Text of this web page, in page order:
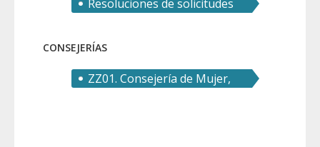
Resoluciones de solicitudes
CONSEJERÍAS
ZZ01. Consejería de Mujer,